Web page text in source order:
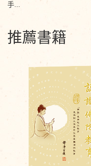
手...
推薦書籍